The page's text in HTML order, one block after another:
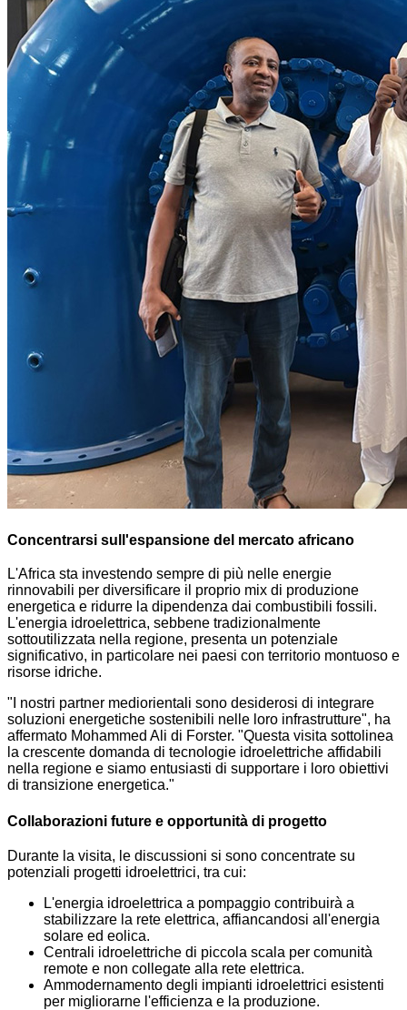
Concentrarsi sull'espansione del mercato africano
L'Africa sta investendo sempre di più nelle energie
rinnovabili per diversificare il proprio mix di produzione
energetica e ridurre la dipendenza dai combustibili fossili.
L'energia idroelettrica, sebbene tradizionalmente
sottoutilizzata nella regione, presenta un potenziale
significativo, in particolare nei paesi con territorio montuoso e
risorse idriche.
"I nostri partner mediorientali sono desiderosi di integrare
soluzioni energetiche sostenibili nelle loro infrastrutture", ha
affermato Mohammed Ali di Forster. "Questa visita sottolinea
la crescente domanda di tecnologie idroelettriche affidabili
nella regione e siamo entusiasti di supportare i loro obiettivi
di transizione energetica."
Collaborazioni future e opportunità di progetto
Durante la visita, le discussioni si sono concentrate su
potenziali progetti idroelettrici, tra cui:
L'energia idroelettrica a pompaggio contribuirà a
stabilizzare la rete elettrica, affiancandosi all'energia
solare ed eolica.
Centrali idroelettriche di piccola scala per comunità
remote e non collegate alla rete elettrica.
Ammodernamento degli impianti idroelettrici esistenti
per migliorarne l'efficienza e la produzione.